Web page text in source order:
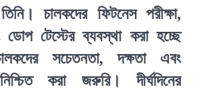
চালকদের ফিটনেস পরীক্ষা,
টেস্টের ব্যবস্থা করা হচ্ছে
সচেতনতা, দক্ষতা এবং
করা জরুরি। দীর্ঘদিনের